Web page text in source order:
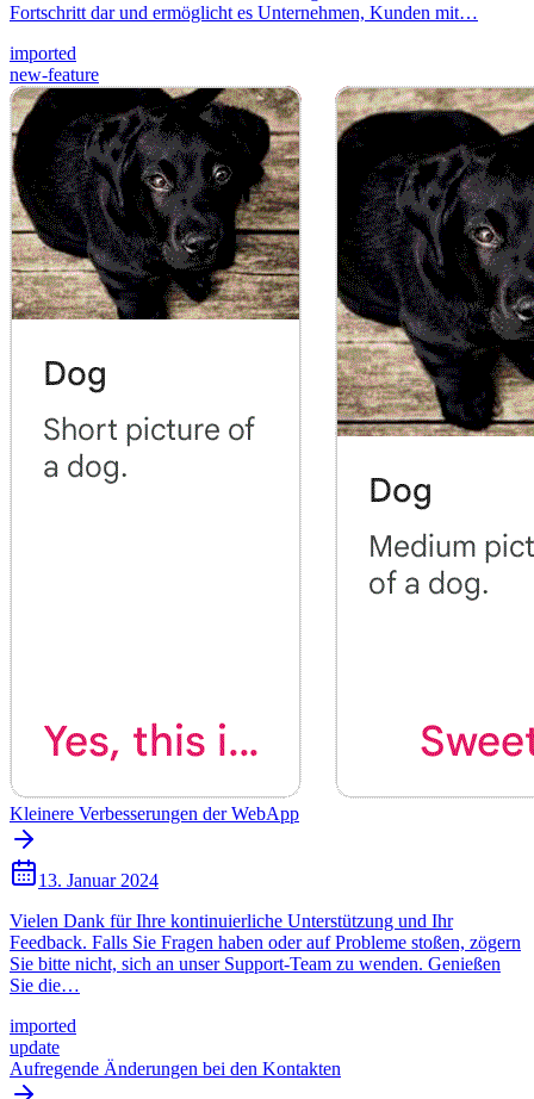
Fortschritt dar und ermöglicht es Unternehmen, Kunden mit…
imported
new-feature
Kleinere Verbesserungen der WebApp
13. Januar 2024
Vielen Dank für Ihre kontinuierliche Unterstützung und Ihr
Feedback. Falls Sie Fragen haben oder auf Probleme stoßen, zögern
Sie bitte nicht, sich an unser Support-Team zu wenden. Genießen
Sie die…
imported
update
Aufregende Änderungen bei den Kontakten